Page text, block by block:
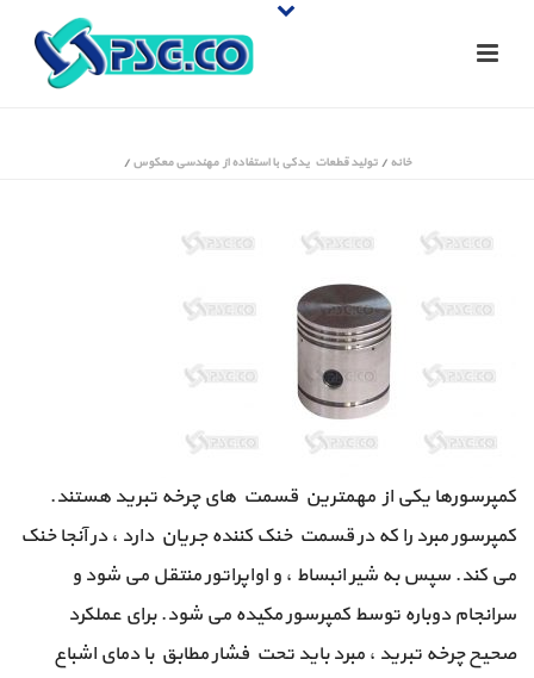
خانه / تولید قطعات یدکی با استفاده از مهندسی معکوس /
کمپرسورها یکی از مهمترین قسمت های چرخه تبرید هستند.
کمپرسور مبرد را که در قسمت خنک کننده جریان دارد ، در آنجا خنک
می کند. سپس به شیر انبساط ، و اواپراتور منتقل می شود و
سرانجام دوباره توسط کمپرسور مکیده می شود. برای عملکرد
صحیح چرخه تبرید ، مبرد باید تحت فشار مطابق با دمای اشباع